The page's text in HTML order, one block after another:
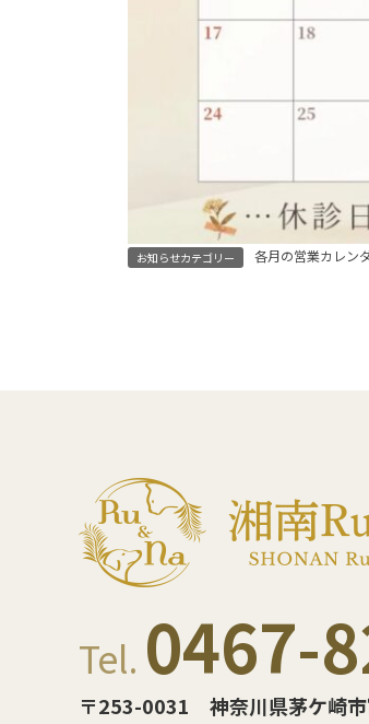
お知らせカテゴリー 各月の営業カレン
Tel. 0467-
〒253-0031 神奈川県茅ケ崎